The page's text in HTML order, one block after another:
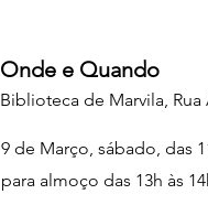
Onde e Quando
Biblioteca de Marvila,
9 de Março, sábado, das
para almoço das 13h às